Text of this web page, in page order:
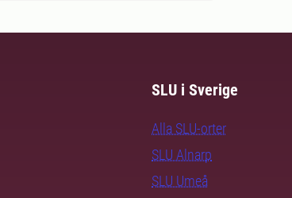
SLU i Sverige
Alla SLU-orter
SLU Alnarp
SLU Umeå